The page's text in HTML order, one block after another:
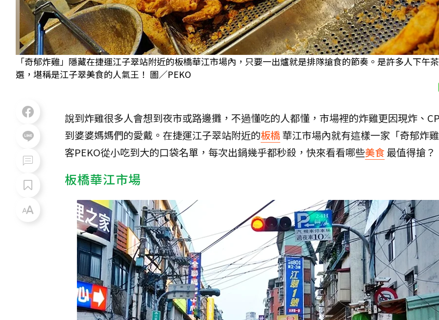
「奇郁炸雞」隱藏在捷運江子翠站附近的板橋華江市場內，只要一出爐就是排隊搶食的節奏。是許多人下午
選，堪稱是江子翠美食的人氣王！ 圖／PEKO
說到炸雞很多人會想到夜市或路邊攤，不過懂吃的人都懂，市場裡的炸雞更因現炸、
到婆婆媽媽們的愛戴。在捷運江子翠站附近的板橋 華江市場內就有這樣一家「奇郁炸
客PEKO從小吃到大的口袋名單，每次出鍋幾乎都秒殺，快來看看哪些美食最值得搶？
板橋華江市場